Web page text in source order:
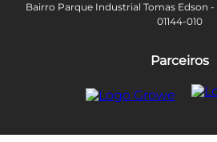
Bairro Parque Industrial Tomas Edson -
01144-010
Parceiros